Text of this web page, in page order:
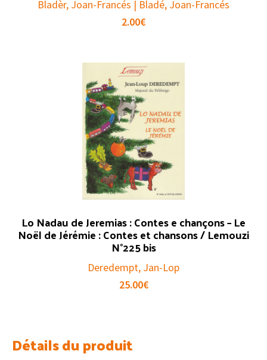
Bladèr, Joan-Francés | Bladé, Joan-Francés
2.00€
Lo Nadau de Jeremias : Contes e chançons – Le
Noël de Jérémie : Contes et chansons / Lemouzi
N°225 bis
Deredempt, Jan-Lop
25.00€
Détails du produit